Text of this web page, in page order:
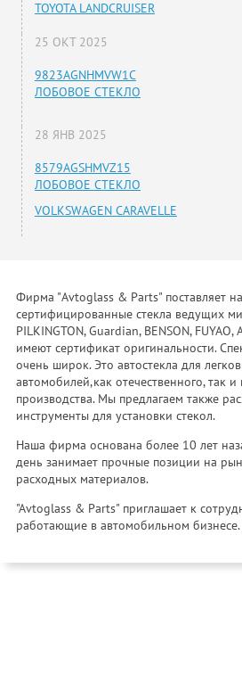
TOYOTA LANDCRUISER
25 ОКТ 2025
9823AGNHMVW1C
ЛОБОВОЕ СТЕКЛО
28 ЯНВ 2025
8579AGSHMVZ15
ЛОБОВОЕ СТЕКЛО
VOLKSWAGEN CARAVELLE
Фирма "Avtoglass & Parts" поставляет
сертифицированные стекла ведущих
PILKINGTON, Guardian, BENSON, FUYAO,
имеют сертификат оригинальности.
очень широк. Это автостекла для
автомобилей,как отечественного, так
производства. Мы предлагаем также
инструменты для установки стекол.
Наша фирма основана более 10 лет
день занимает прочные позиции на
расходных материалов.
"Avtoglass & Parts" приглашает к
работающие в автомобильном бизнесе.